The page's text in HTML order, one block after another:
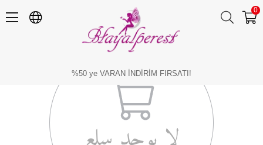
0
%50 ye VARAN İNDİRİM FIRSATI!